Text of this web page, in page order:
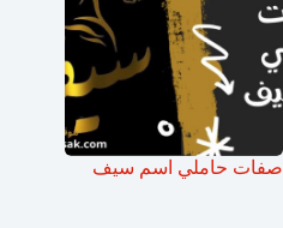
صفات حاملي اسم سيف